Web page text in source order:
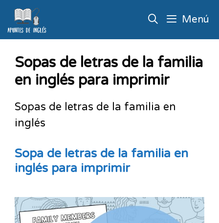
Menú
Sopas de letras de la familia
en inglés para imprimir
Sopas de letras de la familia en
inglés
Sopa de letras de la familia en
inglés para imprimir